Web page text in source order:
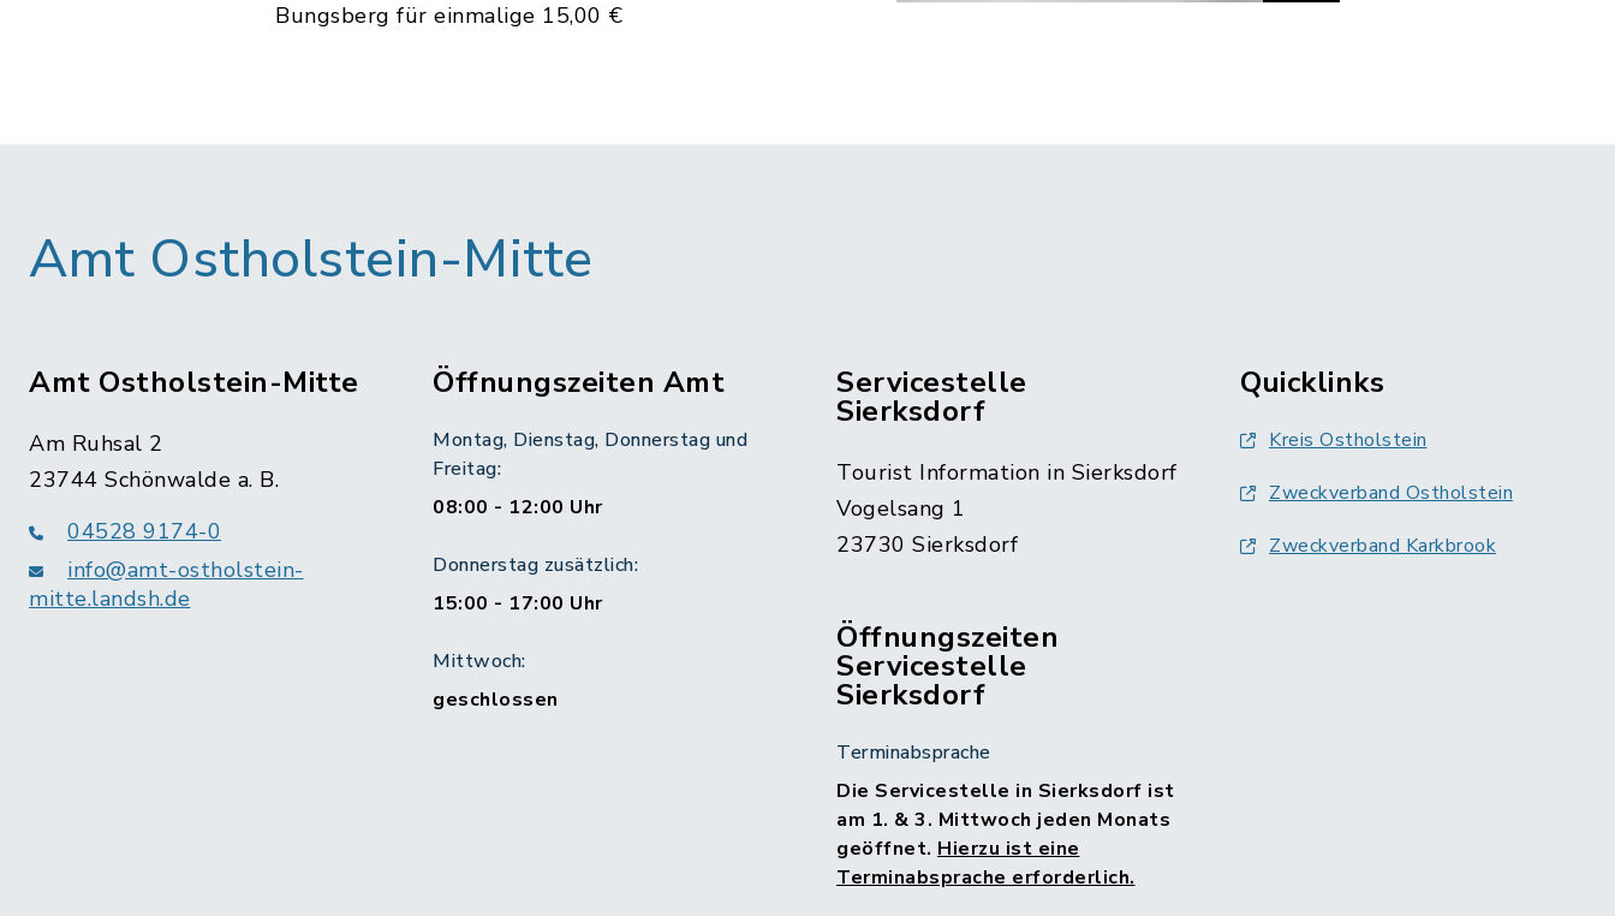
Bungsberg für einmalige 15,00 €
Amt Ostholstein-Mitte
Amt Ostholstein-Mitte
Am Ruhsal 2
23744 Schönwalde a. B.
04528 9174-0
info@amt-ostholstein-
mitte.landsh.de
Öffnungszeiten Amt
Montag, Dienstag, Donnerstag und
Freitag:
08:00 - 12:00 Uhr
Donnerstag zusätzlich:
15:00 - 17:00 Uhr
Mittwoch:
geschlossen
Servicestelle
Sierksdorf
Tourist Information in Sierksdorf
Vogelsang 1
23730 Sierksdorf
Öffnungszeiten
Servicestelle
Sierksdorf
Terminabsprache
Die Servicestelle in Sierksdorf ist
am 1. & 3. Mittwoch jeden Monats
geöffnet. Hierzu ist eine
Terminabsprache erforderlich.
Quicklinks
Kreis Ostholstein
Zweckverband Ostholstein
Zweckverband Karkbrook